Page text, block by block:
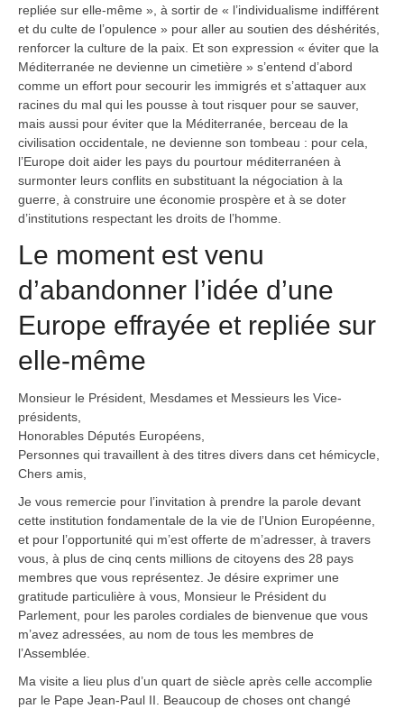
repliée sur elle-même », à sortir de « l’individualisme indifférent
et du culte de l’opulence » pour aller au soutien des déshérités,
renforcer la culture de la paix. Et son expression « éviter que la
Méditerranée ne devienne un cimetière » s’entend d’abord
comme un effort pour secourir les immigrés et s’attaquer aux
racines du mal qui les pousse à tout risquer pour se sauver,
mais aussi pour éviter que la Méditerranée, berceau de la
civilisation occidentale, ne devienne son tombeau : pour cela,
l’Europe doit aider les pays du pourtour méditerranéen à
surmonter leurs conflits en substituant la négociation à la
guerre, à construire une économie prospère et à se doter
d’institutions respectant les droits de l’homme.
Le moment est venu
d’abandonner l’idée d’une
Europe effrayée et repliée sur
elle-même
Monsieur le Président, Mesdames et Messieurs les Vice-
présidents,
Honorables Députés Européens,
Personnes qui travaillent à des titres divers dans cet hémicycle,
Chers amis,
Je vous remercie pour l’invitation à prendre la parole devant
cette institution fondamentale de la vie de l’Union Européenne,
et pour l’opportunité qui m’est offerte de m’adresser, à travers
vous, à plus de cinq cents millions de citoyens des 28 pays
membres que vous représentez. Je désire exprimer une
gratitude particulière à vous, Monsieur le Président du
Parlement, pour les paroles cordiales de bienvenue que vous
m’avez adressées, au nom de tous les membres de
l’Assemblée.
Ma visite a lieu plus d’un quart de siècle après celle accomplie
par le Pape Jean-Paul II. Beaucoup de choses ont changé